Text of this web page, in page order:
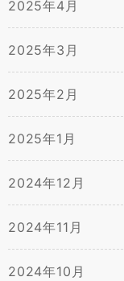
2025年4月
2025年3月
2025年2月
2025年1月
2024年12月
2024年11月
2024年10月